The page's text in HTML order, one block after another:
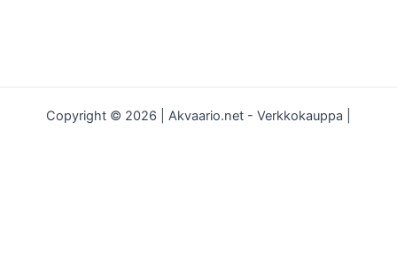
Copyright © 2026 | Akvaario.net - Verkkokauppa |